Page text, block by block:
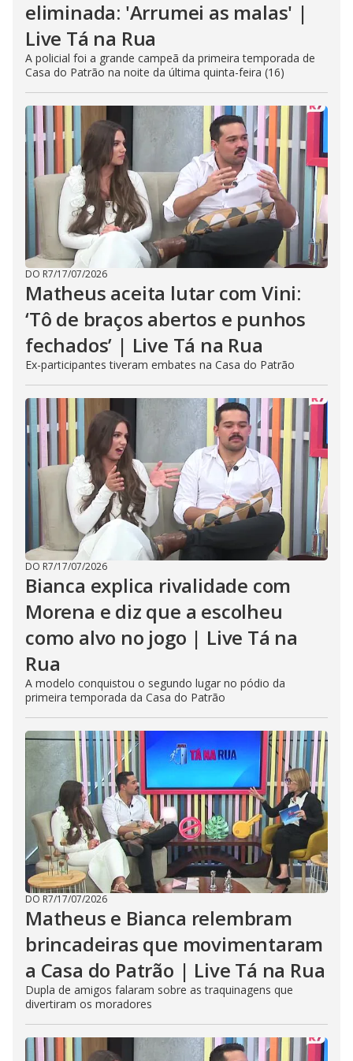
eliminada: 'Arrumei as malas' |
Live Tá na Rua
A policial foi a grande campeã da primeira temporada de
Casa do Patrão na noite da última quinta-feira (16)
DO R7/17/07/2026
Matheus aceita lutar com Vini:
‘Tô de braços abertos e punhos
fechados’ | Live Tá na Rua
Ex-participantes tiveram embates na Casa do Patrão
DO R7/17/07/2026
Bianca explica rivalidade com
Morena e diz que a escolheu
como alvo no jogo | Live Tá na
Rua
A modelo conquistou o segundo lugar no pódio da
primeira temporada da Casa do Patrão
DO R7/17/07/2026
Matheus e Bianca relembram
brincadeiras que movimentaram
a Casa do Patrão | Live Tá na Rua
Dupla de amigos falaram sobre as traquinagens que
divertiram os moradores